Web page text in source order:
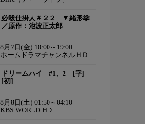
必殺仕掛人＃２２ ▼緒形拳
／原作：池波正太郎
8月7日(金) 18:00～19:00
ホームドラマチャンネルＨＤ
ドリームハイ #1、2 [字]
[初]
8月8日(土) 01:50～04:10
KBS WORLD HD